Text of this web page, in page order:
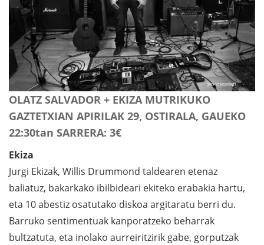
OLATZ SALVADOR + EKIZA MUTRIKUKO
GAZTETXIAN APIRILAK 29, OSTIRALA, GAUEKO
22:30tan SARRERA: 3€
Ekiza
Jurgi Ekizak, Willis Drummond taldearen etenaz
baliatuz, bakarkako ibilbideari ekiteko erabakia hartu,
eta 10 abestiz osatutako diskoa argitaratu berri du.
Barruko sentimentuak kanporatzeko beharrak
bultzatuta, eta inolako aurreiritzirik gabe, gorputzak